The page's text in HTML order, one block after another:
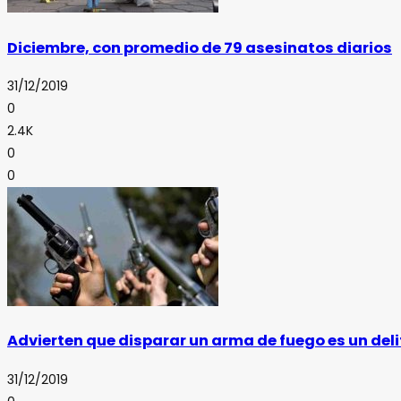
Diciembre, con promedio de 79 asesinatos diarios
31/12/2019
0
2.4K
0
0
Advierten que disparar un arma de fuego es un
31/12/2019